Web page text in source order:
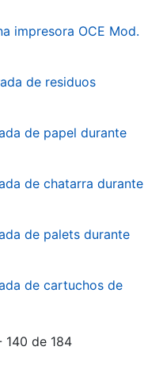
impresora OCE Mod.
de residuos
de papel durante
de chatarra durante
de palets durante
de cartuchos de
140 de 184